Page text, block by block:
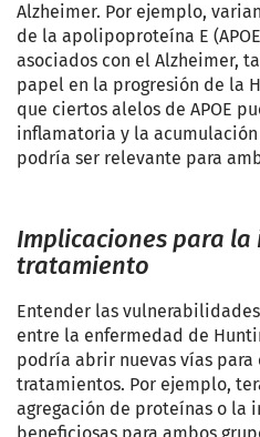
Alzheimer. Por ejemplo,
de la apolipoproteína E
asociados con el Alzheimer,
papel en la progresión de la
que ciertos alelos de APOE
inflamatoria y la
podría ser relevante para
Implicaciones para
tratamiento
Entender las
entre la enfermedad de
podría abrir nuevas vías
tratamientos. Por ejemplo,
agregación de proteínas o la